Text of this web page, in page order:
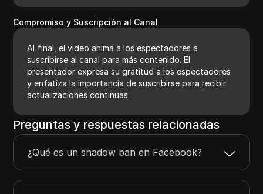
Compromiso y Suscripción al Canal
Al final, el video anima a los espectadores a
suscribirse al canal para más contenido. El
presentador expresa su gratitud a los espectadores
y enfatiza la importancia de suscribirse para recibir
actualizaciones continuas.
Preguntas y respuestas relacionadas
¿Qué es un shadow ban en Facebook?